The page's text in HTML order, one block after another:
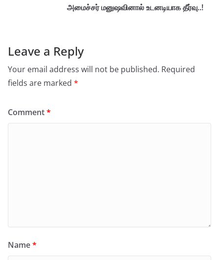
அமைச்சர் மனுஷவினால் உடனடியாக தீர்வு..!
Leave a Reply
Your email address will not be published. Required
fields are marked *
Comment*
Name*